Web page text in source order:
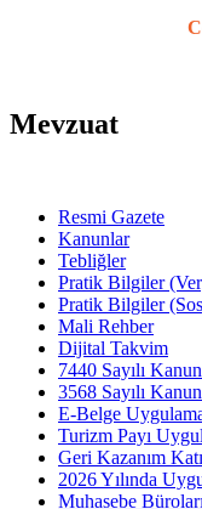
Mevzuat
Resmi Gazete
Kanunlar
Tebliğler
Pratik Bilgiler
Pratik Bilgiler
Mali Rehber
Dijital Takvim
7440 Sayılı
3568 Sayılı
E-Belge
Turizm Payı
Geri Kazanım
2026 Yılında
Muhasebe